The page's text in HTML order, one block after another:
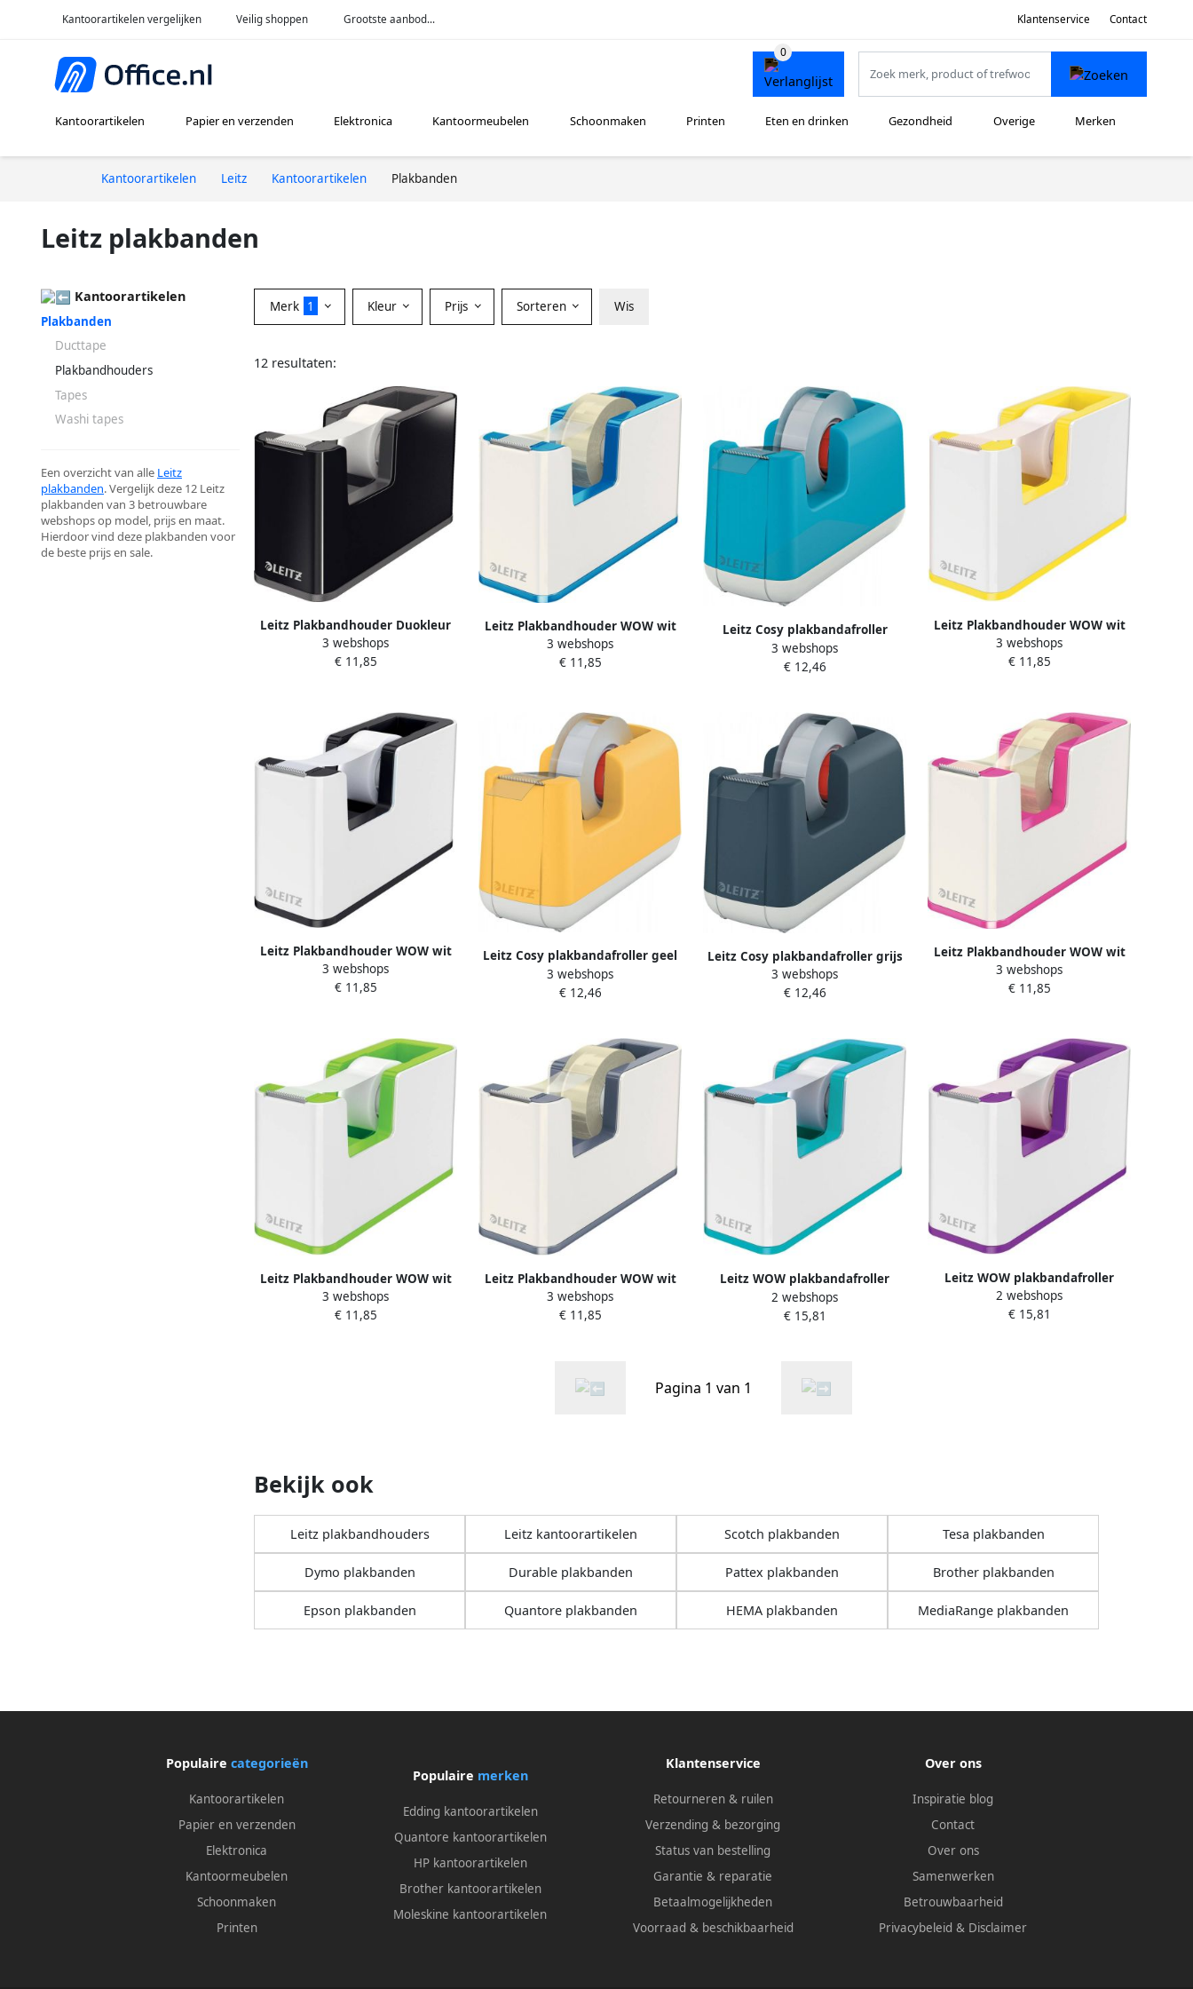
Kantoorartikelen vergelijken Veilig shoppen Grootste aanbod... Klantenservice Contact
Kantoorartikelen Papier en verzenden Elektronica Kantoormeubelen Schoonmaken Printen Eten en drinken Gezondheid Overige Merken
Kantoorartikelen Leitz Kantoorartikelen Plakbanden
Leitz plakbanden
Kantoorartikelen
Plakbanden
Ducttape
Plakbandhouders
Tapes
Washi tapes
Een overzicht van alle Leitz
plakbanden. Vergelijk deze 12 Leitz
plakbanden van 3 betrouwbare
webshops op model, prijs en maat.
Hierdoor vind deze plakbanden voor
de beste prijs en sale.
Merk 1 Kleur Prijs Sorteren Wis
12 resultaten:
Leitz Plakbandhouder Duokleur
zwart grijs
3 webshops
€ 11,85
Leitz Plakbandhouder WOW wit
blauw
3 webshops
€ 11,85
Leitz Cosy plakbandafroller
blauw
3 webshops
€ 12,46
Leitz Plakbandhouder WOW wit
geel
3 webshops
€ 11,85
Leitz Plakbandhouder WOW wit
zwart
3 webshops
€ 11,85
Leitz Cosy plakbandafroller geel
3 webshops
€ 12,46
Leitz Cosy plakbandafroller grijs
3 webshops
€ 12,46
Leitz Plakbandhouder WOW wit
roze
3 webshops
€ 11,85
Leitz Plakbandhouder WOW wit
groen
3 webshops
€ 11,85
Leitz Plakbandhouder WOW wit
grijs
3 webshops
€ 11,85
Leitz WOW plakbandafroller
ijsblauw
2 webshops
€ 15,81
Leitz WOW plakbandafroller
paars
2 webshops
€ 15,81
Pagina 1 van 1
Bekijk ook
Leitz plakbandhouders Leitz kantoorartikelen Scotch plakbanden Tesa plakbanden
Dymo plakbanden Durable plakbanden Pattex plakbanden Brother plakbanden
Epson plakbanden Quantore plakbanden HEMA plakbanden MediaRange plakbanden
Populaire categorieën
Kantoorartikelen
Papier en verzenden
Elektronica
Kantoormeubelen
Schoonmaken
Printen
Populaire merken
Edding kantoorartikelen
Quantore kantoorartikelen
HP kantoorartikelen
Brother kantoorartikelen
Moleskine kantoorartikelen
Klantenservice
Retourneren & ruilen
Verzending & bezorging
Status van bestelling
Garantie & reparatie
Betaalmogelijkheden
Voorraad & beschikbaarheid
Over ons
Inspiratie blog
Contact
Over ons
Samenwerken
Betrouwbaarheid
Privacybeleid & Disclaimer